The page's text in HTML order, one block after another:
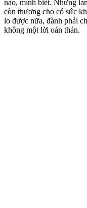
nào, mình biết. Nhưng
còn thương cho có sức
lo được nữa, đành phải
không một lời oán thán.